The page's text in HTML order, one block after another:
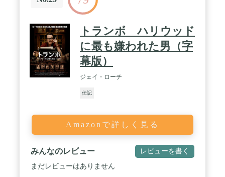
トランボ ハリウッド
に最も嫌われた男（字
幕版）
ジェイ・ローチ
伝記
Amazonで詳しく見る
みんなのレビュー レビューを書く
まだレビューはありません